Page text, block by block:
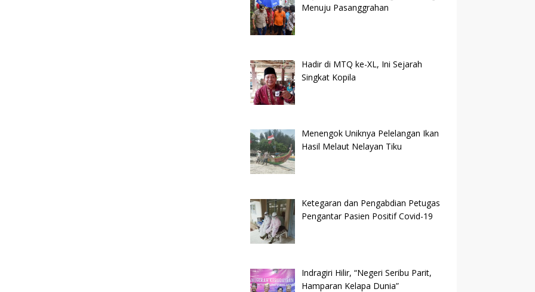
Menuju Pasanggrahan
Hadir di MTQ ke-XL, Ini Sejarah
Singkat Kopila
Menengok Uniknya Pelelangan Ikan
Hasil Melaut Nelayan Tiku
Ketegaran dan Pengabdian Petugas
Pengantar Pasien Positif Covid-19
Indragiri Hilir, “Negeri Seribu Parit,
Hamparan Kelapa Dunia”